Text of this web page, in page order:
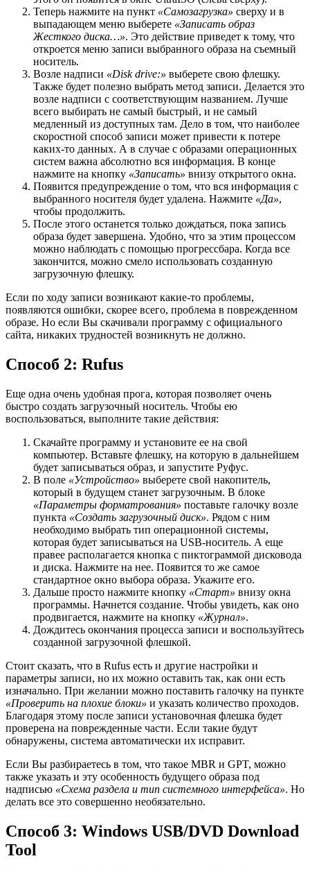
Теперь нажмите на пункт «Самозагрузка» сверху и в
выпадающем меню выберете «Записать образ
Жесткого диска…». Это действие приведет к тому, что
откроется меню записи выбранного образа на съемный
носитель.
Возле надписи «Disk drive:» выберете свою флешку.
Также будет полезно выбрать метод записи. Делается это
возле надписи с соответствующим названием. Лучше
всего выбирать не самый быстрый, и не самый
медленный из доступных там. Дело в том, что наиболее
скоростной способ записи может привести к потере
каких-то данных. А в случае с образами операционных
систем важна абсолютно вся информация. В конце
нажмите на кнопку «Записать» внизу открытого окна.
Появится предупреждение о том, что вся информация с
выбранного носителя будет удалена. Нажмите «Да»,
чтобы продолжить.
После этого останется только дождаться, пока запись
образа будет завершена. Удобно, что за этим процессом
можно наблюдать с помощью прогрессбара. Когда все
закончится, можно смело использовать созданную
загрузочную флешку.
Если по ходу записи возникают какие-то проблемы,
появляются ошибки, скорее всего, проблема в поврежденном
образе. Но если Вы скачивали программу с официального
сайта, никаких трудностей возникнуть не должно.
Способ 2: Rufus
Еще одна очень удобная прога, которая позволяет очень
быстро создать загрузочный носитель. Чтобы ею
воспользоваться, выполните такие действия:
Скачайте программу и установите ее на свой
компьютер. Вставьте флешку, на которую в дальнейшем
будет записываться образ, и запустите Руфус.
В поле «Устройство» выберете свой накопитель,
который в будущем станет загрузочным. В блоке
«Параметры форматрования» поставьте галочку возле
пункта «Создать загрузочный диск». Рядом с ним
необходимо выбрать тип операционной системы,
которая будет записываться на USB-носитель. А еще
правее располагается кнопка с пиктограммой дисковода
и диска. Нажмите на нее. Появится то же самое
стандартное окно выбора образа. Укажите его.
Дальше просто нажмите кнопку «Старт» внизу окна
программы. Начнется создание. Чтобы увидеть, как оно
продвигается, нажмите на кнопку «Журнал».
Дождитесь окончания процесса записи и воспользуйтесь
созданной загрузочной флешкой.
Стоит сказать, что в Rufus есть и другие настройки и
параметры записи, но их можно оставить так, как они есть
изначально. При желании можно поставить галочку на пункте
«Проверить на плохие блоки» и указать количество проходов.
Благодаря этому после записи установочная флешка будет
проверена на поврежденные части. Если такие будут
обнаружены, система автоматически их исправит.
Если Вы разбираетесь в том, что такое MBR и GPT, можно
также указать и эту особенность будущего образа под
надписью «Схема раздела и тип системного интерфейса». Но
делать все это совершенно необязательно.
Способ 3: Windows USB/DVD Download
Tool